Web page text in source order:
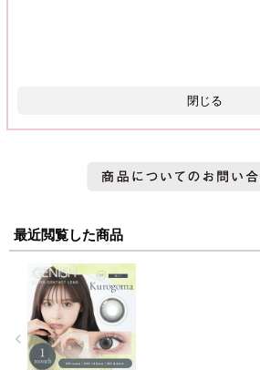
閉じる
最近閲覧した商品